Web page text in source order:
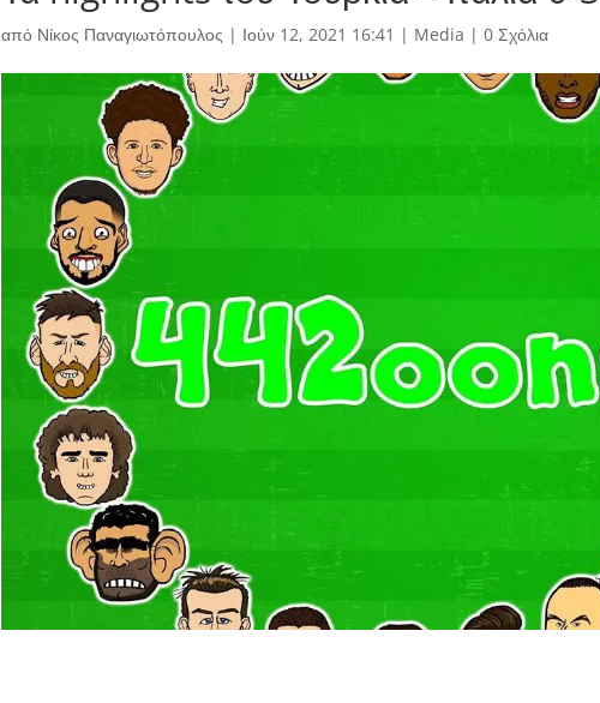
από Νίκος Παναγιωτόπουλος | Ιούν 12, 2021 16:41 | Media | 0 Σχόλια